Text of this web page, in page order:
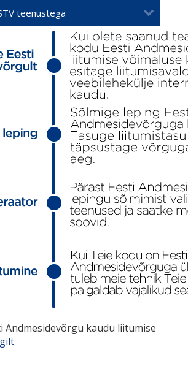
teenustega
Andmesidevõrgu kaudu liitumise